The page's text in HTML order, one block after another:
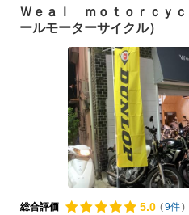
Ｗｅａｌ ｍｏｔｏｒｃｙｃ
ールモーターサイクル）
総合評価 5.0 (9件)